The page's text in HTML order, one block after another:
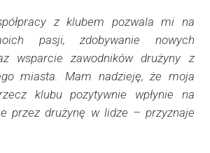
z klubem pozwala mi na
pasji, zdobywanie nowych
wsparcie zawodników drużyny z
miasta. Mam nadzieję, że moja
klubu pozytywnie wpłynie na
przez drużynę w lidze – przyznaje